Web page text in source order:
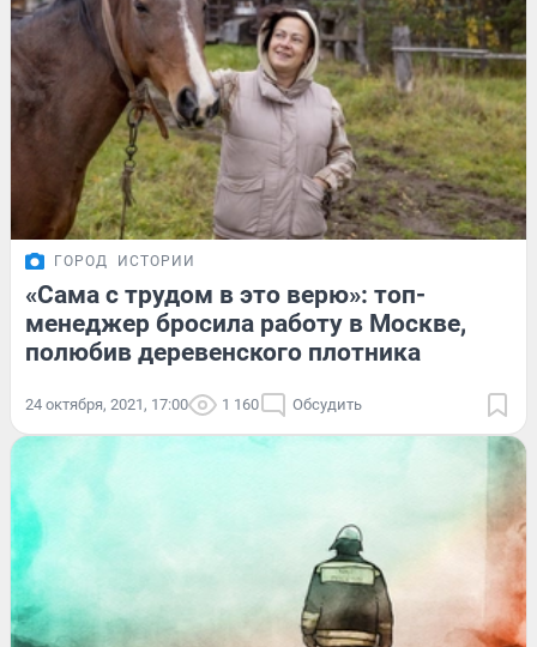
ГОРОД ИСТОРИИ
«Сама с трудом в это верю»: топ-
менеджер бросила работу в Москве,
полюбив деревенского плотника
24 октября, 2021, 17:00 1 160 Обсудить